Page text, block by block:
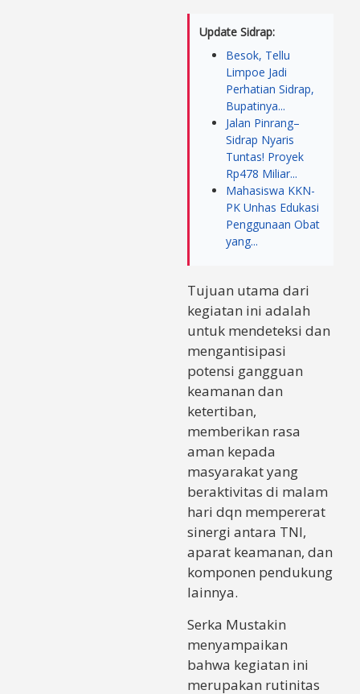
Update Sidrap:
Besok, Tellu
Limpoe Jadi
Perhatian Sidrap,
Bupatinya...
Jalan Pinrang–
Sidrap Nyaris
Tuntas! Proyek
Rp478 Miliar...
Mahasiswa KKN-
PK Unhas Edukasi
Penggunaan Obat
yang...
​Tujuan utama dari
kegiatan ini adalah
untuk mendeteksi dan
mengantisipasi
potensi gangguan
keamanan dan
ketertiban,
memberikan rasa
aman kepada
masyarakat yang
beraktivitas di malam
hari dqn mempererat
sinergi antara TNI,
aparat keamanan, dan
komponen pendukung
lainnya.
​Serka Mustakin
menyampaikan
bahwa kegiatan ini
merupakan rutinitas